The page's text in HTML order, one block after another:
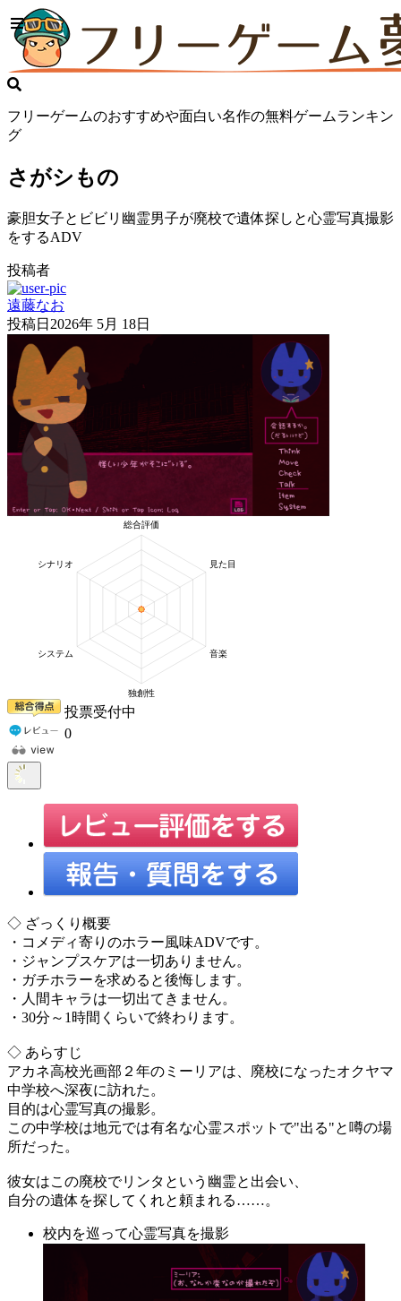
フリーゲームのおすすめや面白い名作の無料ゲームランキン
グ
さがシもの
豪胆女子とビビリ幽霊男子が廃校で遺体探しと心霊写真撮影
をするADV
投稿者
遠藤なお
投稿日 2026年 5月 18日
投票受付中
0
◇ ざっくり概要
・コメディ寄りのホラー風味ADVです。
・ジャンプスケアは一切ありません。
・ガチホラーを求めると後悔します。
・人間キャラは一切出てきません。
・30分～1時間くらいで終わります。
◇ あらすじ
アカネ高校光画部２年のミーリアは、廃校になったオクヤマ
中学校へ深夜に訪れた。
目的は心霊写真の撮影。
この中学校は地元では有名な心霊スポットで"出る"と噂の場
所だった。
彼女はこの廃校でリンタという幽霊と出会い、
自分の遺体を探してくれと頼まれる……。
校内を巡って心霊写真を撮影